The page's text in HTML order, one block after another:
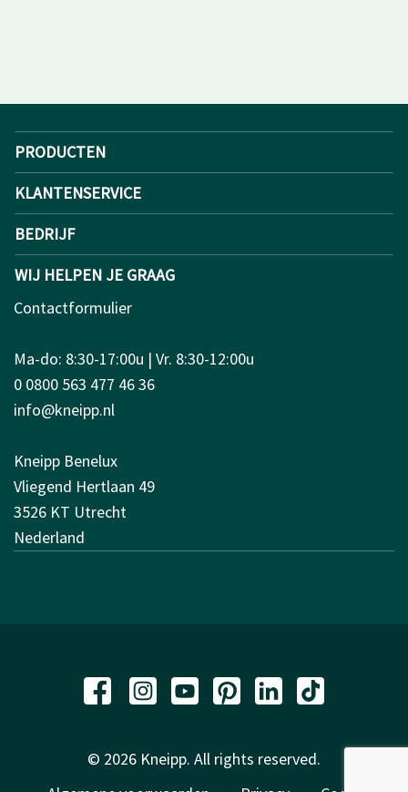
PRODUCTEN
KLANTENSERVICE
BEDRIJF
WIJ HELPEN JE GRAAG
Contactformulier
Ma-do: 8:30-17:00u | Vr. 8:30-12:00u
0 0800 563 477 46 36
info@kneipp.nl
Kneipp Benelux
Vliegend Hertlaan 49
3526 KT Utrecht
Nederland
© 2026 Kneipp. All rights reserved.